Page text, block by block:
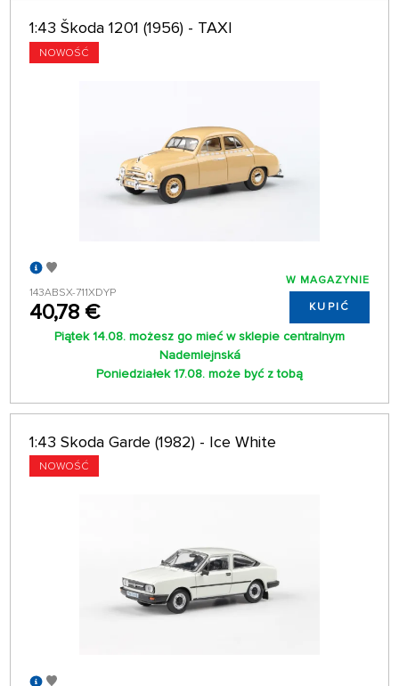
1:43 Škoda 1201 (1956) - TAXI
NOWOŚĆ
143ABSX-711XDYP
40,78 €
W MAGAZYNIE
KUPIĆ
Piątek 14.08. możesz go mieć w sklepie centralnym
Nademlejnská
Poniedziałek 17.08. może być z tobą
1:43 Skoda Garde (1982) - Ice White
NOWOŚĆ